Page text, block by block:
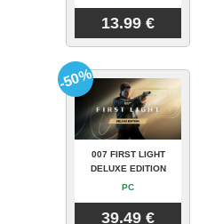
13.99 €
007 FIRST LIGHT
DELUXE EDITION
PC
39.49 €
-50%